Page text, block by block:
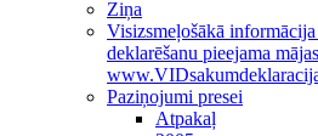
Ziņa
Visizsmeļošākā
deklarēšanu pieejama
Paziņojumi presei
Atpakaļ